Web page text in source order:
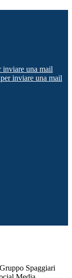
inviare una mail
inviare una mail
Spaggiari